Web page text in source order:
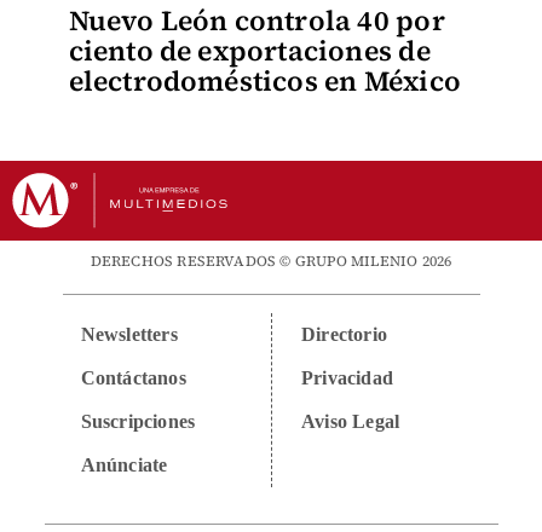
Nuevo León controla 40 por
ciento de exportaciones de
electrodomésticos en México
DERECHOS RESERVADOS © GRUPO MILENIO 2026
Newsletters
Contáctanos
Suscripciones
Anúnciate
Directorio
Privacidad
Aviso Legal